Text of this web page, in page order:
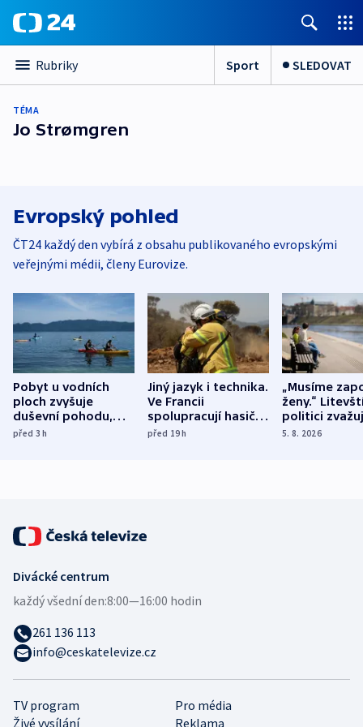
Rubriky Sport SLEDOVAT
TÉMA
Jo Strømgren
Evropský pohled
ČT24 každý den vybírá z obsahu publikovaného evropskými
veřejnými médii, členy Eurovize.
Pobyt u vodních
ploch zvyšuje
duševní pohodu,
ukázala
před 3h
Jiný jazyk i technika.
Ve Francii
spolupracují hasiči z
různých zemí
před 19h
„Musíme
ženy.“
politici
dohodu o
5. 8. 2026
TV program
Pro média
Živé vysílání
Reklama
Divácké centrum
každý všední den:8:00—16:00 hodin
261 136 113
info@ceskatelevize.cz